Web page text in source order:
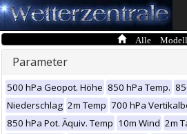
Alle
Parameter
500 hPa Geopot. Höhe 850 hPa Temp.
Niederschlag 2m Temp 700 hPa
850 hPa Pot. Äquiv. Temp 10m Wind 2m